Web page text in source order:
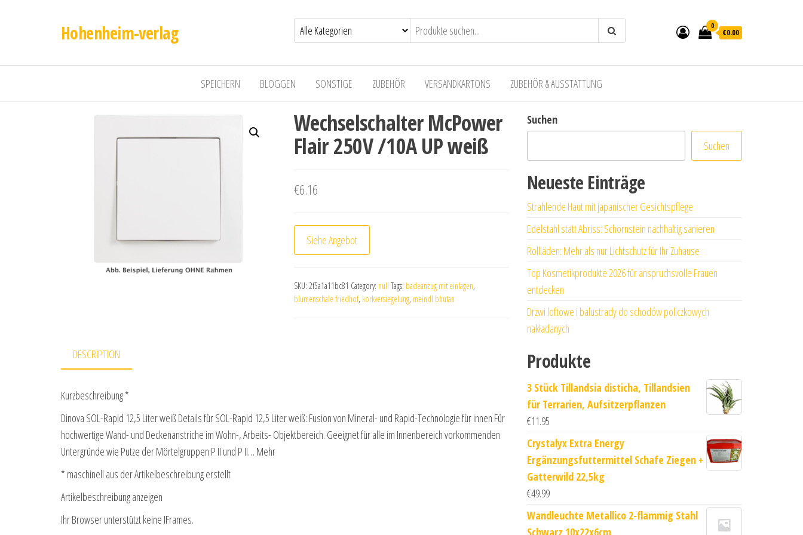
Hohenheim-verlag 0
€0.00
SPEICHERN BLOGGEN SONSTIGE ZUBEHÖR VERSANDKARTONS ZUBEHÖR & AUSSTATTUNG
Wechselschalter McPower
Flair 250V /10A UP weiß
€6.16
Siehe Angebot
SKU: 2f5a1a11bc81 Category: null Tags: badeanzug mit einlagen,
blumenschale friedhof, korkversiegelung, meindl bhutan
DESCRIPTION
Kurzbeschreibung *
Dinova SOL-Rapid 12,5 Liter weiß Details für SOL-Rapid 12,5 Liter weiß: Fusion von Mineral- und Rapid-Technologie für innen Für
hochwertige Wand- und Deckenanstriche im Wohn-, Arbeits- Objektbereich. Geeignet für alle im Innenbereich vorkommenden
Untergründe wie Putze der Mörtelgruppen P II und P II… Mehr
* maschinell aus der Artikelbeschreibung erstellt
Artikelbeschreibung anzeigen
Ihr Browser unterstützt keine IFrames.
Suchen
Suchen
Neueste Einträge
Strahlende Haut mit japanischer Gesichtspflege
Edelstahl statt Abriss: Schornstein nachhaltig sanieren
Rollläden: Mehr als nur Lichtschutz für Ihr Zuhause
Top Kosmetikprodukte 2026 für anspruchsvolle Frauen
entdecken
Drzwi loftowe i balustrady do schodów policzkowych
nakładanych
Produkte
3 Stück Tillandsia disticha, Tillandsien
für Terrarien, Aufsitzerpflanzen
€11.95
Crystalyx Extra Energy
Ergänzungsfuttermittel Schafe Ziegen +
Gatterwild 22,5kg
€49.99
Wandleuchte Metallico 2-flammig Stahl
Schwarz 10x22x6cm